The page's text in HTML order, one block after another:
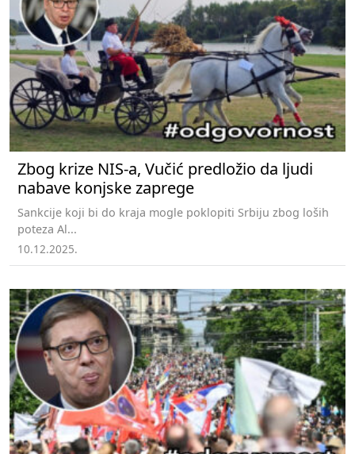
Zbog krize NIS-a, Vučić predložio da ljudi
nabave konjske zaprege
Sankcije koji bi do kraja mogle poklopiti Srbiju zbog loših
poteza Al...
10.12.2025.